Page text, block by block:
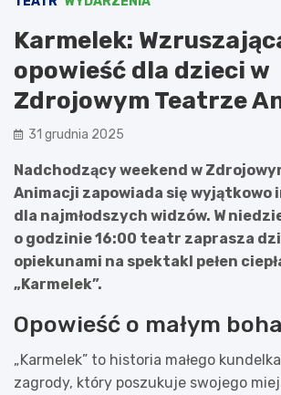
Karmelek:
opowieść dla dzieci w
Zdrojowym Teatrze
31 grudnia 2025
Nadchodzący weekend w
Animacji zapowiada się wyjątkowo
dla najmłodszych widzów. W
o godzinie 16:00 teatr zaprasza
opiekunami na spektakl pełen
„Karmelek”.
Opowieść o małym
„Karmelek” to historia małego
zagrody, który poszukuje swojego